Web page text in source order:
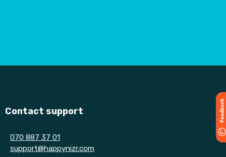
Contact support
070 887 37 01
support@happynizr.com